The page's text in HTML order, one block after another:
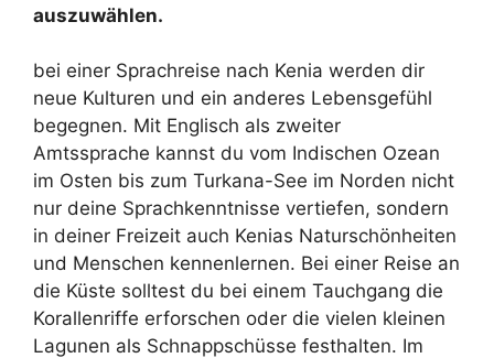
auszuwählen.
bei einer Sprachreise nach Kenia werden dir
neue Kulturen und ein anderes Lebensgefühl
begegnen. Mit Englisch als zweiter
Amtssprache kannst du vom Indischen Ozean
im Osten bis zum Turkana-See im Norden nicht
nur deine Sprachkenntnisse vertiefen, sondern
in deiner Freizeit auch Kenias Naturschönheiten
und Menschen kennenlernen. Bei einer Reise an
die Küste solltest du bei einem Tauchgang die
Korallenriffe erforschen oder die vielen kleinen
Lagunen als Schnappschüsse festhalten. Im